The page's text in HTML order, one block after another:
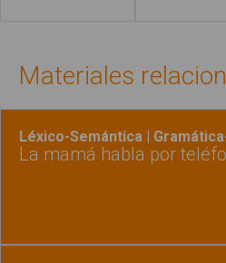
Materiales
Léxico-Semántica |
La mamá habla por